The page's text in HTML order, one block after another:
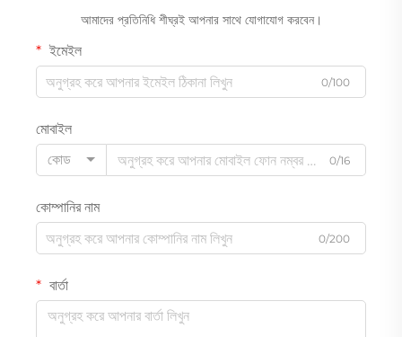
আমাদের প্রতিনিধি শীঘ্রই আপনার সাথে যোগাযোগ করবেন।
ইমেইল
0/100
মোবাইল
কোড
0/16
কোম্পানির নাম
0/200
বার্তা